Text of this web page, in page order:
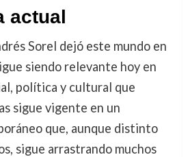
actual
Sorel dejó este mundo en
siendo relevante hoy en
política y cultural que
sigue vigente en un
que, aunque distinto
sigue arrastrando muchos